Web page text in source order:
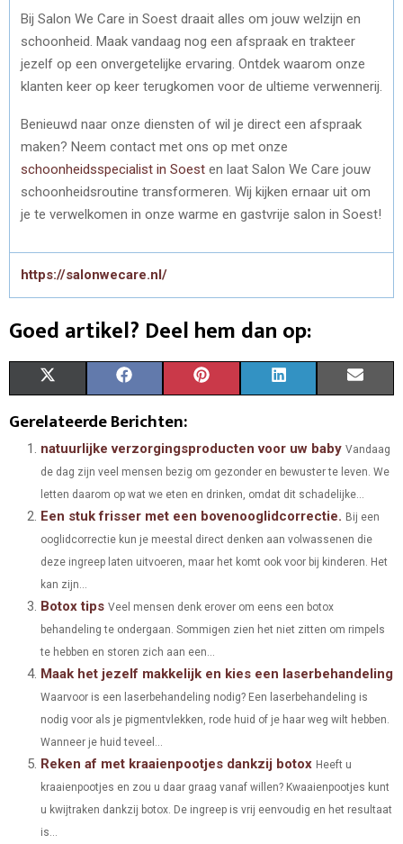
Bij Salon We Care in Soest draait alles om jouw welzijn en
schoonheid. Maak vandaag nog een afspraak en trakteer
jezelf op een onvergetelijke ervaring. Ontdek waarom onze
klanten keer op keer terugkomen voor de ultieme verwennerij.
Benieuwd naar onze diensten of wil je direct een afspraak
maken? Neem contact met ons op met onze
schoonheidsspecialist in Soest en laat Salon We Care jouw
schoonheidsroutine transformeren. Wij kijken ernaar uit om
je te verwelkomen in onze warme en gastvrije salon in Soest!
https://salonwecare.nl/
Goed artikel? Deel hem dan op:
R
O
T
W
T
E
R
)
R
O
C
E
O
K
A
R
O
N
T
R
S
T
R
O
N
K
D
N
A
R
O
Gerelateerde Berichten:
natuurlijke verzorgingsproducten voor uw baby Vandaag
de dag zijn veel mensen bezig om gezonder en bewuster te leven. We
letten daarom op wat we eten en drinken, omdat dit schadelijke...
Een stuk frisser met een bovenooglidcorrectie. Bij een
ooglidcorrectie kun je meestal direct denken aan volwassenen die
deze ingreep laten uitvoeren, maar het komt ook voor bij kinderen. Het
kan zijn...
Botox tips Veel mensen denk erover om eens een botox
behandeling te ondergaan. Sommigen zien het niet zitten om rimpels
te hebben en storen zich aan een...
Maak het jezelf makkelijk en kies een laserbehandeling
Waarvoor is een laserbehandeling nodig? Een laserbehandeling is
nodig voor als je pigmentvlekken, rode huid of je haar weg wilt hebben.
Wanneer je huid teveel...
Reken af met kraaienpootjes dankzij botox Heeft u
kraaienpootjes en zou u daar graag vanaf willen? Kwaaienpootjes kunt
u kwijtraken dankzij botox. De ingreep is vrij eenvoudig en het resultaat
is...